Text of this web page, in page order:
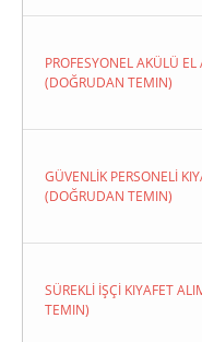
PROFESYONEL AKÜLÜ
(DOĞRUDAN TEMIN)
GÜVENLİK PERSONELİ
(DOĞRUDAN TEMIN)
SÜREKLİ İŞÇİ KIYAFET
TEMIN)